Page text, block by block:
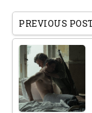
PREVIOUS